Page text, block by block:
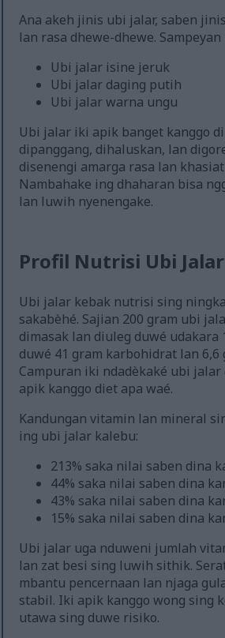
Ana akeh jinis ubi jalar, saben
lan rasa dhewe-dhewe.
Ubi jalar isine jeruk
Ubi jalar daging putih
Ubi jalar warna ungu
Ubi jalar iki apik banget kanggo
dipanggang, dihaluskan, lan
disenengi amarga rasa lan
Nambahake ing dhaharan bisa
lan luwih nyenengake.
Profil Nutrisi Ubi Jalar
Ubi jalar kebak nutrisi sing
sakabèhé. Sajian 200 gram ubi
dimasak lan diuleg duwé udakara
duwé 41 gram karbohidrat lan 6,6
Campuran iki ndadèkaké ubi
apik kanggo diet apa waé.
Kandungan vitamin lan mineral
ing ubi jalar kalebu:
213% saka nilai saben dina
44% saka nilai saben dina
43% saka nilai saben dina
15% saka nilai saben dina
Ubi jalar uga nduweni jumlah
lan zat besi sing luwih sithik.
mbantu pencernaan lan njaga
stabil. Iki apik kanggo wong sing
utawa sing duwe risiko.